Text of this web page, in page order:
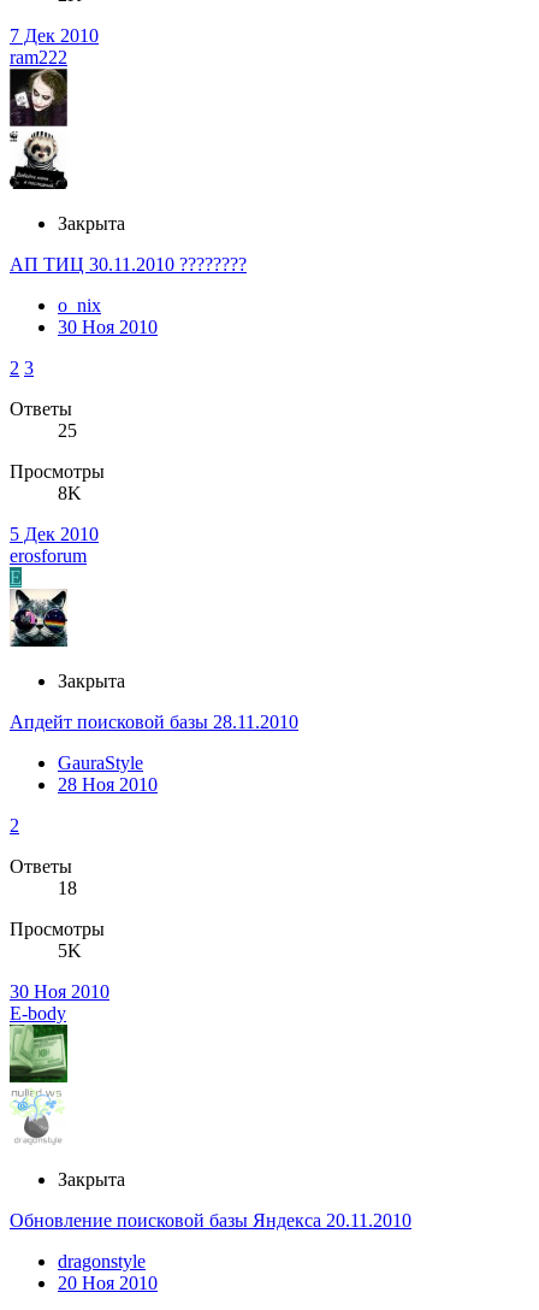
7 Дек 2010
ram222
Закрыта
АП ТИЦ 30.11.2010 ????????
o_nix
30 Ноя 2010
2 3
Ответы
25
Просмотры
8K
5 Дек 2010
erosforum
E
Закрыта
Апдейт поисковой базы 28.11.2010
GauraStyle
28 Ноя 2010
2
Ответы
18
Просмотры
5K
30 Ноя 2010
E-body
Закрыта
Обновление поисковой базы Яндекса 20.11.2010
dragonstyle
20 Ноя 2010